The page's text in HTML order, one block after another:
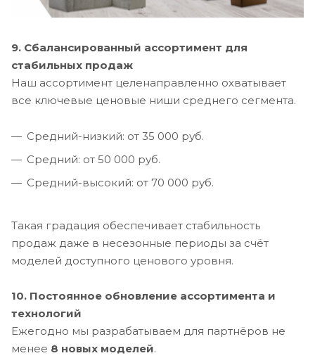
9. Сбалансированный ассортимент для
стабильных продаж
Наш ассортимент целенаправленно охватывает
все ключевые ценовые ниши среднего сегмента.
Средний-низкий: от 35 000 руб.
Средний: от 50 000 руб.
Средний-высокий: от 70 000 руб.
Такая градация обеспечивает стабильность
продаж даже в несезонные периоды за счёт
моделей доступного ценового уровня.
10. Постоянное обновление ассортимента и
технологий
Ежегодно мы разрабатываем для партнёров не
менее 8 новых моделей.